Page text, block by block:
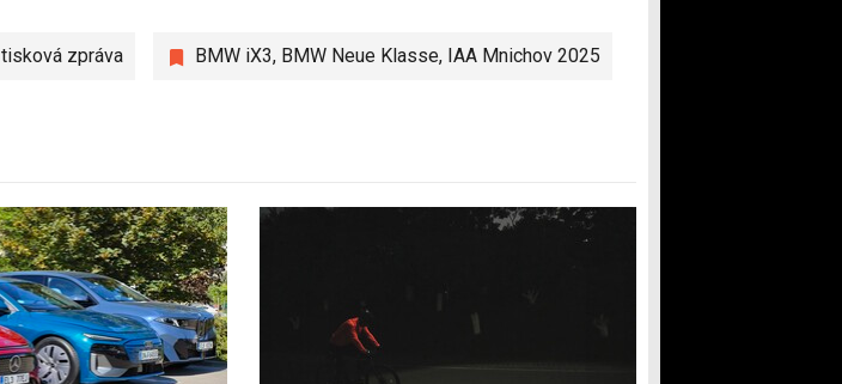
tisková zpráva BMW iX3, BMW Neue Klasse, IAA Mnichov 2025